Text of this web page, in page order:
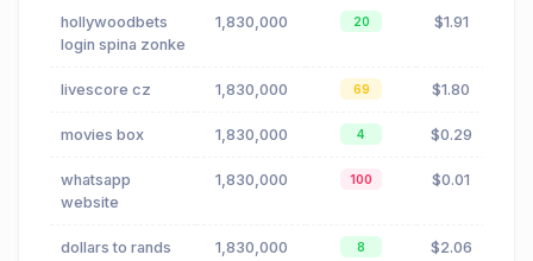
hollywoodbets
login spina zonke
1,830,000 20 $1.91
livescore cz 1,830,000 69 $1.80
movies box 1,830,000 4 $0.29
whatsapp
website
1,830,000 100 $0.01
dollars to rands 1,830,000 8 $2.06